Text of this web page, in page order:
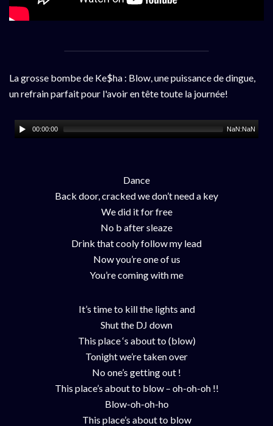
La grosse bombe de Ke$ha : Blow, une puissance de dingue,
un refrain parfait pour l'avoir en tête toute la journée!
00:00:00 NaN:NaN
Dance
Back door, cracked we don’t need a key
We did it for free
No b after sleaze
Drink that cooly follow my lead
Now you’re one of us
You’re coming with me
It’s time to kill the lights and
Shut the DJ down
This place ‘s about to (blow)
Tonight we’re taken over
No one’s getting out !
This place’s about to blow – oh-oh-oh !!
Blow-oh-oh-ho
This place’s about to blow